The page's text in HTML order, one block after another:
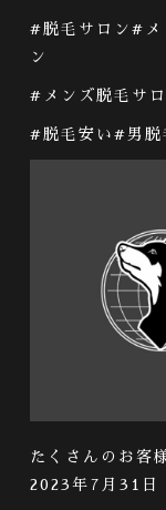
#脱毛サロン #メ
ン
# メンズ脱毛サ
#脱毛安い # 男脱
たくさんのお客
2023年7月31日